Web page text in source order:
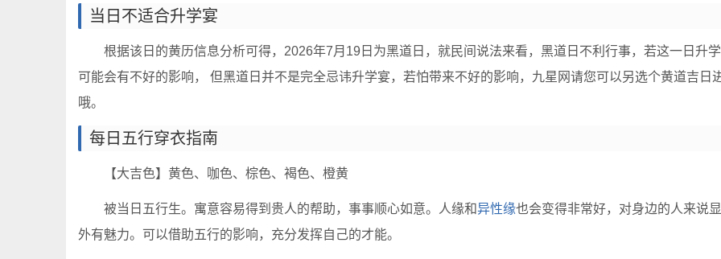
当日不适合升学宴
根据该日的黄历信息分析可得，2026年7月19日为黑道日，就民间说法来看，黑道日不利行事，若这一日升
可能会有不好的影响， 但黑道日并不是完全忌讳升学宴，若怕带来不好的影响，九星网请您可以另选个黄道吉日
哦。
每日五行穿衣指南
【大吉色】黄色、咖色、棕色、褐色、橙黄
被当日五行生。寓意容易得到贵人的帮助，事事顺心如意。人缘和异性缘也会变得非常好，对身边的人来说
外有魅力。可以借助五行的影响，充分发挥自己的才能。